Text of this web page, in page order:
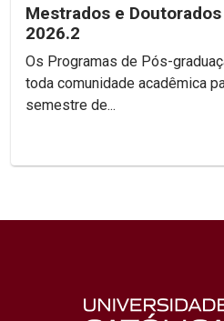
Mestrados e
2026.2
Os Programas de Pós-
toda comunidade acadêmica
semestre de...